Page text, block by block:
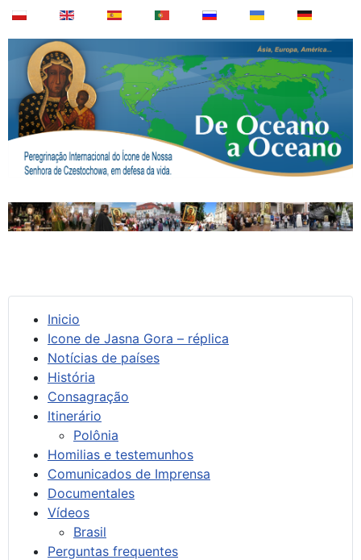
Inicio
Icone de Jasna Gora – réplica
Notícias de países
História
Consagração
Itinerário
Polônia
Homilias e testemunhos
Comunicados de Imprensa
Documentales
Vídeos
Brasil
Perguntas frequentes